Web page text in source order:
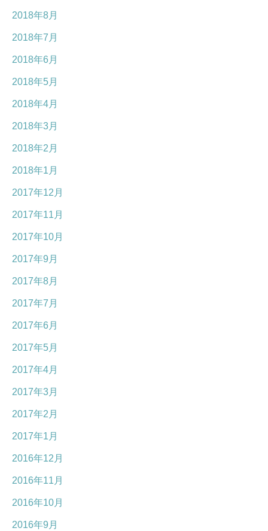
2018年8月
2018年7月
2018年6月
2018年5月
2018年4月
2018年3月
2018年2月
2018年1月
2017年12月
2017年11月
2017年10月
2017年9月
2017年8月
2017年7月
2017年6月
2017年5月
2017年4月
2017年3月
2017年2月
2017年1月
2016年12月
2016年11月
2016年10月
2016年9月